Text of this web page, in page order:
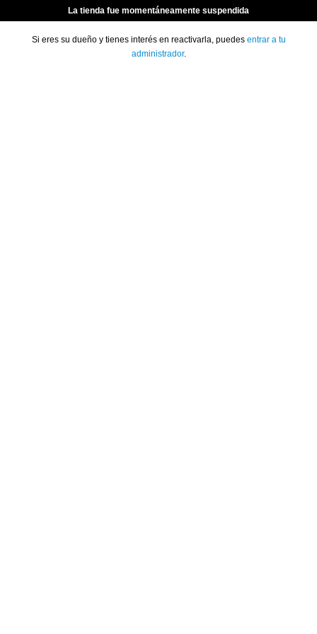
La tienda fue momentáneamente suspendida
Si eres su dueño y tienes interés en reactivarla, puedes entrar a tu
administrador.